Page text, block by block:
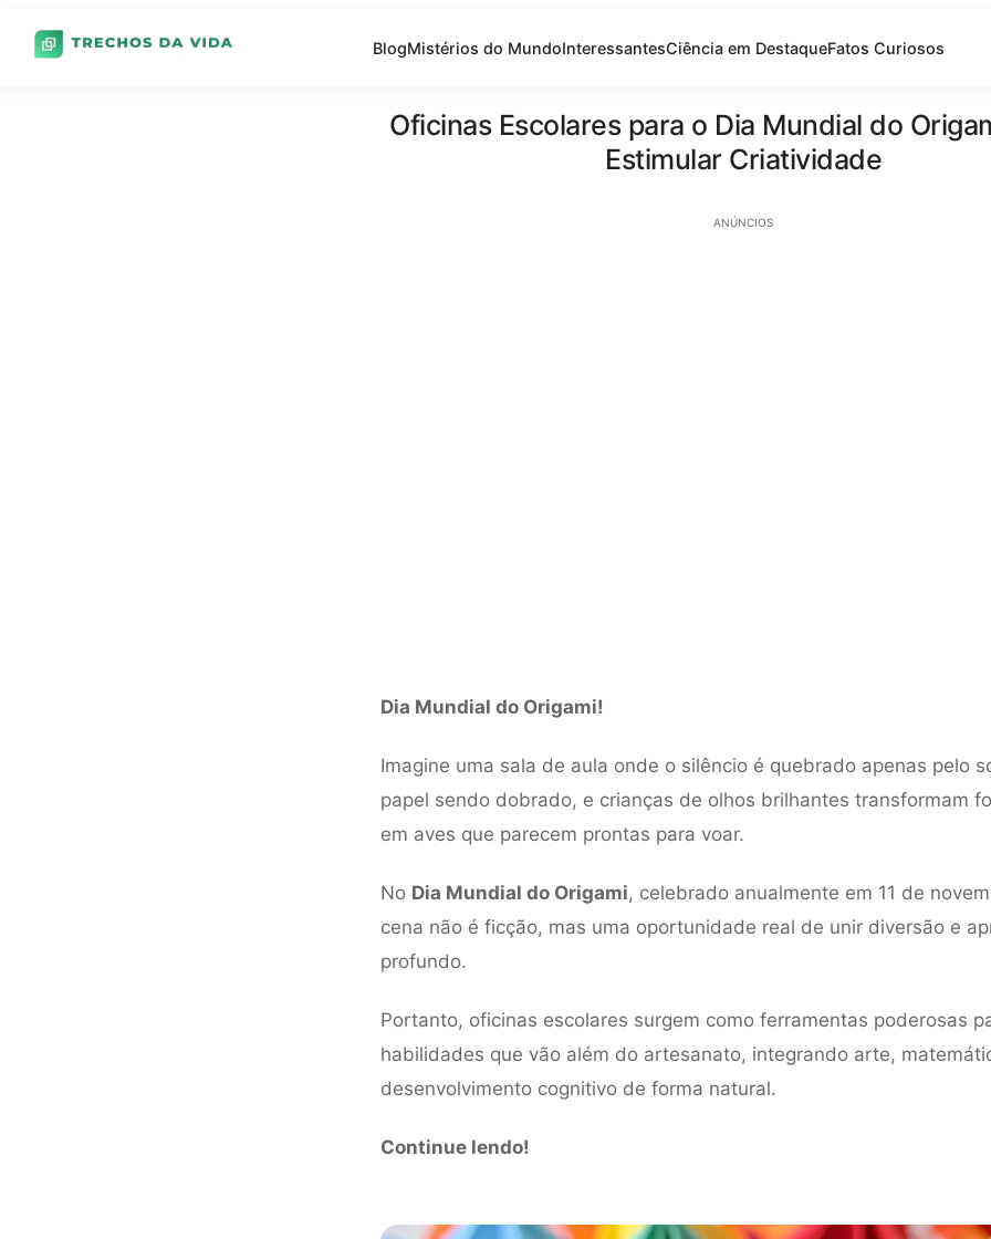
BlogMistérios do MundoInteressantesCiência em DestaqueFatos Curiosos
Oficinas Escolares para o Dia Mundial do
Estimular Criatividade
ANÚNCIOS
Dia Mundial do Origami!
Imagine uma sala de aula onde o silêncio é quebrado apenas pelo
papel sendo dobrado, e crianças de olhos brilhantes transformam
em aves que parecem prontas para voar.
No Dia Mundial do Origami, celebrado anualmente em 11 de
cena não é ficção, mas uma oportunidade real de unir diversão e
profundo.
Portanto, oficinas escolares surgem como ferramentas poderosas
habilidades que vão além do artesanato, integrando arte,
desenvolvimento cognitivo de forma natural.
Continue lendo!